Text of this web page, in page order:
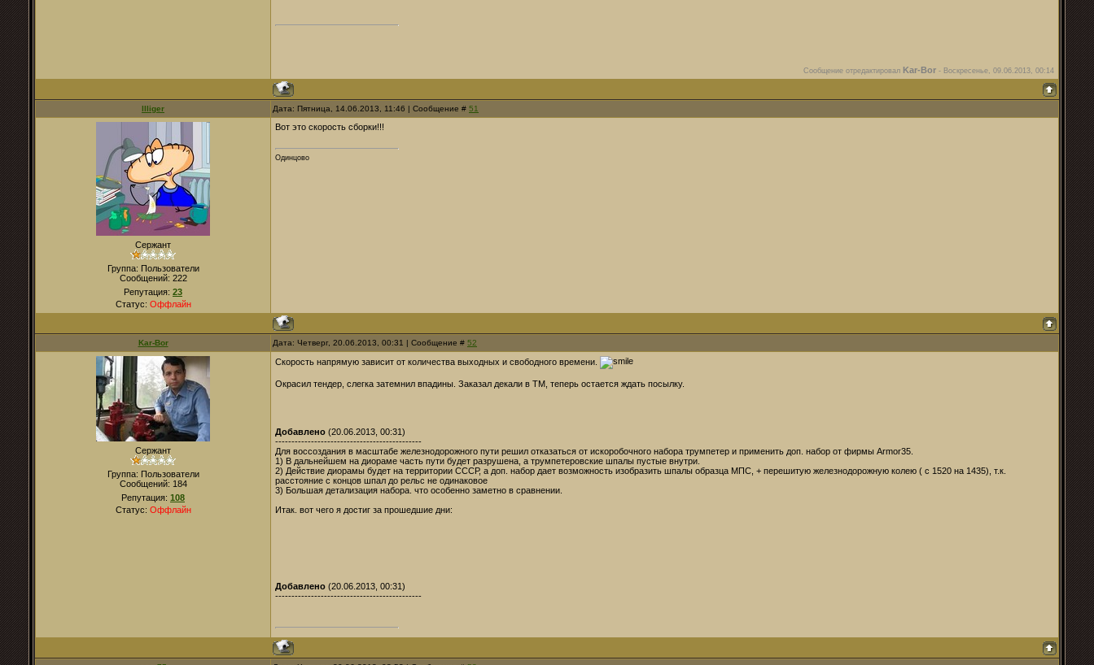
Сообщение отредактировал Kar-Bor - Воскресенье, 09.06.2013, 00:14
llliger Дата: Пятница, 14.06.2013, 11:46 | Сообщение # 51
Сержант
Группа: Пользователи
Сообщений: 222
Репутация: 23
Статус: Оффлайн
Вот это скорость сборки!!!
Одинцово
Kar-Bor Дата: Четверг, 20.06.2013, 00:31 | Сообщение # 52
Сержант
Группа: Пользователи
Сообщений: 184
Репутация: 108
Статус: Оффлайн
Скорость напрямую зависит от количества выходных и свободного времени.
Окрасил тендер, слегка затемнил впадины. Заказал декали в ТМ, теперь остается ждать посылку.
Добавлено (20.06.2013, 00:31)
---------------------------------------------
Для воссоздания в масштабе железнодорожного пути решил отказаться от искоробочного набора трумпетер и применить доп. набор от фирмы Armor35.
1) В дальнейшем на диораме часть пути будет разрушена, а трумпетеровские шпалы пустые внутри.
2) Действие диорамы будет на территории СССР, а доп. набор дает возможность изобразить шпалы образца МПС, + перешитую железнодорожную колею ( с 1520 на 1435), т.к.
расстояние с концов шпал до рельс не одинаковое
3) Большая детализация набора. что особенно заметно в сравнении.
Итак. вот чего я достиг за прошедшие дни:
Добавлено (20.06.2013, 00:31)
---------------------------------------------